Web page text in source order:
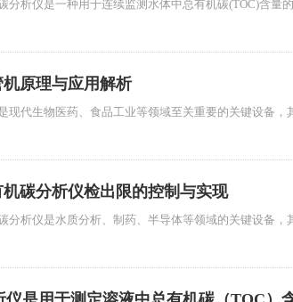
分析仪是一种用于连续监测水体中总有机碳(TOC)含量
原理与应用解析
现代生物医药、食品工业等领域至关重要的关键设备，
机碳分析仪检出限的控制与实现
分析仪是水质分析、制药、半导体等领域的关键设备，